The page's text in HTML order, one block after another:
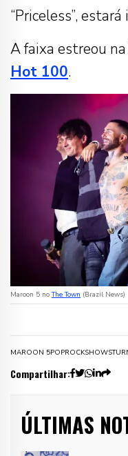
“Priceless”,
A faixa estreou
Hot 100.
Maroon 5 noThe Town (Brazil News)
MAROON 5POPROCKSHOWS
Compartilhar:
ÚLTIMAS